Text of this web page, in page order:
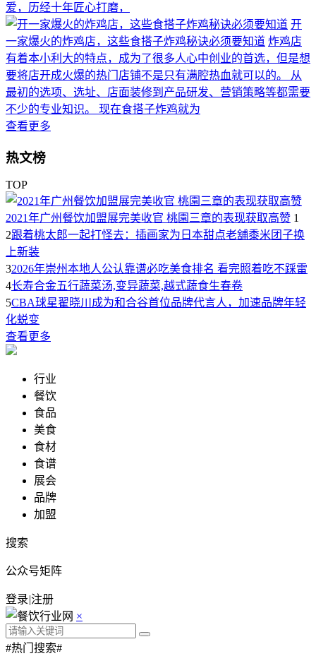
爱，历经十年匠心打磨，
开
一家爆火的炸鸡店，这些食搭子炸鸡秘诀必须要知道 炸鸡店
有着本小利大的特点，成为了很多人心中创业的首选，但是想
要将店开成火爆的热门店铺不是只有满腔热血就可以的。 从
最初的选项、选址、店面装修到产品研发、营销策略等都需要
不少的专业知识。 现在食搭子炸鸡就为
查看更多
热文榜
TOP
2021年广州餐饮加盟展完美收官 桃園三章的表现获取高赞 1
2跟着桃太郎一起打怪去：插画家为日本甜点老舖黍米团子换
上新装
32026年崇州本地人公认靠谱必吃美食排名 看完照着吃不踩雷
4长寿合金五行蔬菜汤,变异蔬菜,越式蔬食生春卷
5CBA球星翟晓川成为和合谷首位品牌代言人，加速品牌年轻
化蜕变
查看更多
行业
餐饮
食品
美食
食材
食谱
展会
品牌
加盟
搜索
公众号矩阵
登录|注册
×
#热门搜索#